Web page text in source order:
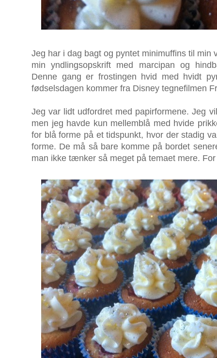
Jeg har i dag bagt og pyntet minimuffins til min
min yndlingsopskrift med marcipan og
Denne gang er frostingen hvid med hvidt
fødselsdagen kommer fra Disney tegnefilmen
Jeg var lidt udfordret med papirformene. Jeg
men jeg havde kun mellemblå med hvide
for blå forme på et tidspunkt, hvor der stadig
forme. De må så bare komme på bordet
man ikke tænker så meget på temaet mere.